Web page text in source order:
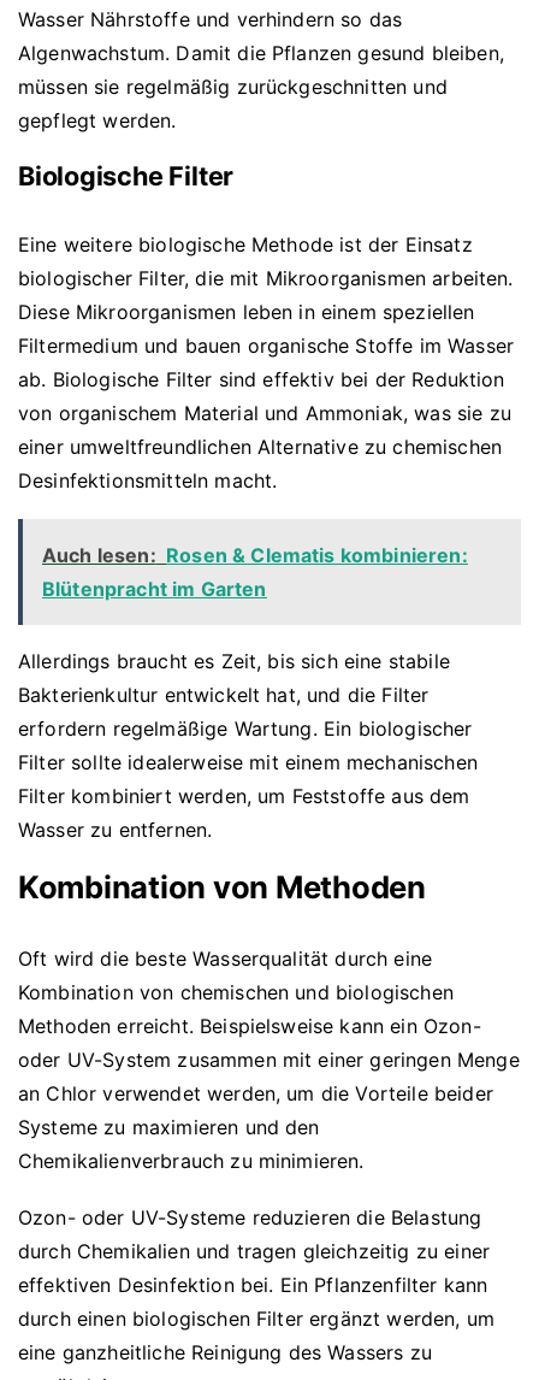
Wasser Nährstoffe und verhindern so das
Algenwachstum. Damit die Pflanzen gesund bleiben,
müssen sie regelmäßig zurückgeschnitten und
gepflegt werden.
Biologische Filter
Eine weitere biologische Methode ist der Einsatz
biologischer Filter, die mit Mikroorganismen arbeiten.
Diese Mikroorganismen leben in einem speziellen
Filtermedium und bauen organische Stoffe im Wasser
ab. Biologische Filter sind effektiv bei der Reduktion
von organischem Material und Ammoniak, was sie zu
einer umweltfreundlichen Alternative zu chemischen
Desinfektionsmitteln macht.
Auch lesen: Rosen & Clematis kombinieren:
Blütenpracht im Garten
Allerdings braucht es Zeit, bis sich eine stabile
Bakterienkultur entwickelt hat, und die Filter
erfordern regelmäßige Wartung. Ein biologischer
Filter sollte idealerweise mit einem mechanischen
Filter kombiniert werden, um Feststoffe aus dem
Wasser zu entfernen.
Kombination von Methoden
Oft wird die beste Wasserqualität durch eine
Kombination von chemischen und biologischen
Methoden erreicht. Beispielsweise kann ein Ozon-
oder UV-System zusammen mit einer geringen Menge
an Chlor verwendet werden, um die Vorteile beider
Systeme zu maximieren und den
Chemikalienverbrauch zu minimieren.
Ozon- oder UV-Systeme reduzieren die Belastung
durch Chemikalien und tragen gleichzeitig zu einer
effektiven Desinfektion bei. Ein Pflanzenfilter kann
durch einen biologischen Filter ergänzt werden, um
eine ganzheitliche Reinigung des Wassers zu